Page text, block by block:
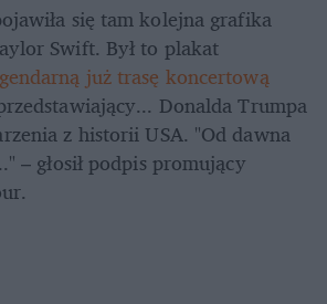
się tam kolejna grafika
Swift. Był to plakat
już trasę koncertową
Donalda Trumpa
z historii USA. "Od dawna
– głosił podpis promujący